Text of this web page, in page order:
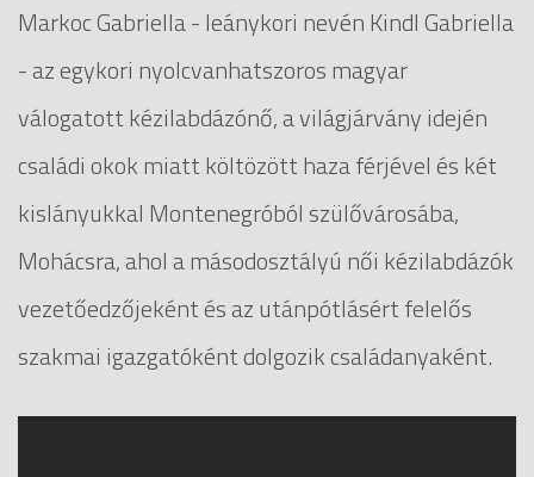
Markoc Gabriella - leánykori nevén Kindl Gabriella
- az egykori nyolcvanhatszoros magyar
válogatott kézilabdázónő, a világjárvány idején
családi okok miatt költözött haza férjével és két
kislányukkal Montenegróból szülővárosába,
Mohácsra, ahol a másodosztályú női kézilabdázók
vezetőedzőjeként és az utánpótlásért felelős
szakmai igazgatóként dolgozik családanyaként.